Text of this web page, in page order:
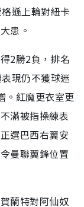
遜上輪對紐卡
患。
2勝2負，排名
現仍不獲球迷
。紅魔更衣室更
滿被指操練表
選巴西右翼安
曼聯翼鋒位置
蘭特對阿仙奴